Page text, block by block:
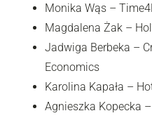
Monika Wąs –
Magdalena Żak –
Jadwiga Berbeka –
Economics
Karolina Kapała –
Agnieszka Kopecka